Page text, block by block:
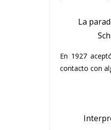
La
En 1927
contacto con